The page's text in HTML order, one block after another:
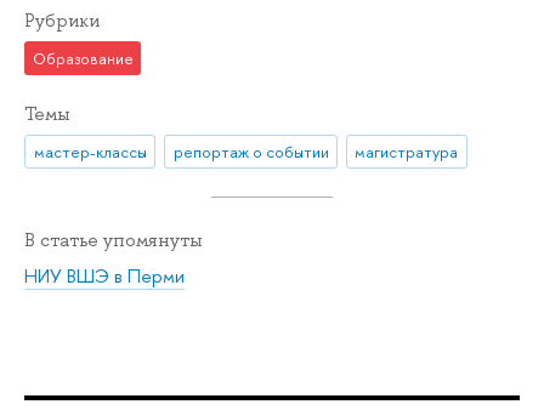
Рубрики
Образование
Темы
мастер-классы репортаж о событии магистратура
В статье упомянуты
НИУ ВШЭ в Перми